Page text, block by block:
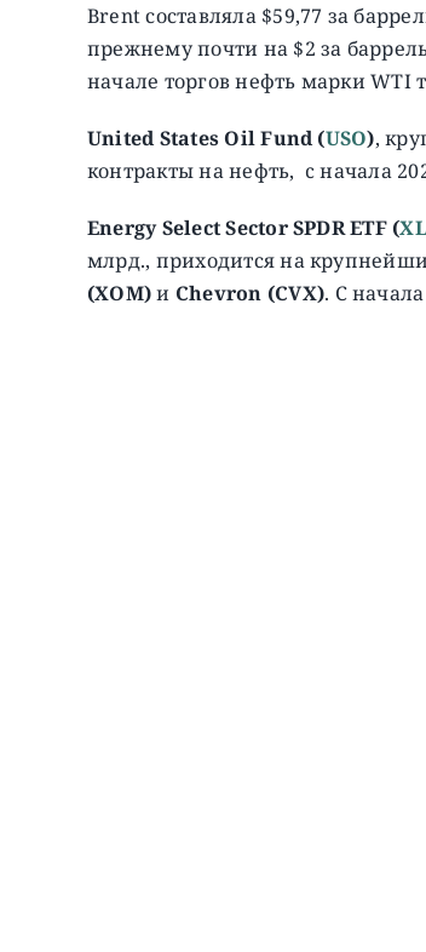
Brent составляла $59,77 за
прежнему почти на $2 за
начале торгов нефть марки WTI
United States Oil Fund (USO),
контракты на нефть, c начала
Energy Select Sector SPDR ETF (
млрд., приходится на
(XOM)и Chevron (CVX). C